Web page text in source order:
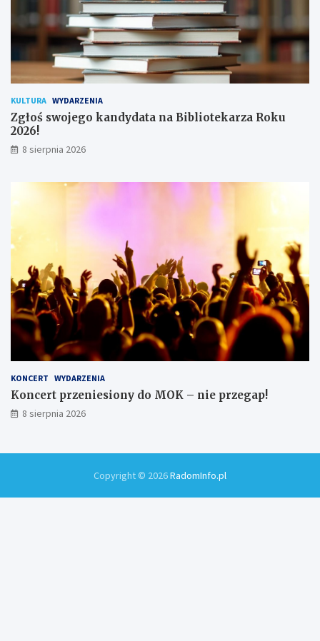
o
n
i
ó
w
KULTURA WYDARZENIA
Zgłoś swojego kandydata na Bibliotekarza Roku
2026!
8 sierpnia 2026
KONCERT WYDARZENIA
Koncert przeniesiony do MOK – nie przegap!
8 sierpnia 2026
Copyright © 2026RadomInfo.pl